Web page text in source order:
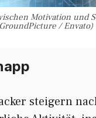
Motivation und
GroundPicture / Envato)
steigern